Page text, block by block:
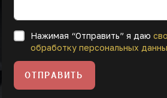
Нажимая “Отправить” я даю
обработку персональных
ОТПРАВИТЬ